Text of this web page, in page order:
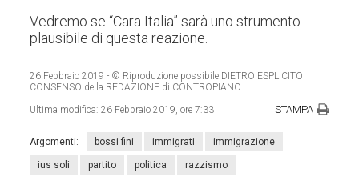
Vedremo se “Cara Italia” sarà uno strumento
plausibile di questa reazione.
26 Febbraio 2019 - © Riproduzione possibile DIETRO ESPLICITO
CONSENSO della REDAZIONE di CONTROPIANO
Ultima modifica:26 Febbraio 2019, ore 7:33 STAMPA
Argomenti: bossi fini immigrati immigrazione
ius soli partito politica razzismo